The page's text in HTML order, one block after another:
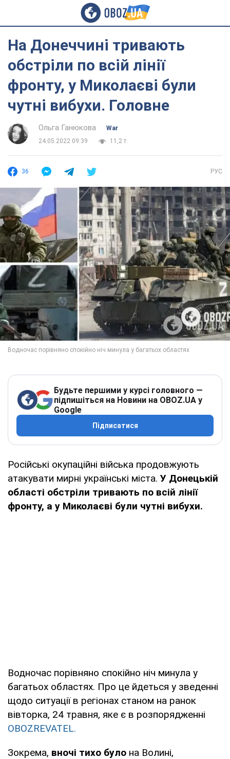
На Донеччині тривають
обстріли по всій лінії
фронту, у Миколаєві були
чутні вибухи. Головне
Ольга Ганюкова
War
24.05.2022 09:39
11,2 т.
36 РУС
Будьте першими у курсі головного —
підпишіться на Новини на OBOZ.UA у
Google
Підписатися
Російські окупаційні війська продовжують
атакувати мирні українські міста. У Донецькій
області обстріли тривають по всій лінії
фронту, а у Миколаєві були чутні вибухи.
Водночас порівняно спокійно ніч минула у
багатьох областях. Про це йдеться у зведенні
щодо ситуації в регіонах станом на ранок
вівторка, 24 травня, яке є в розпорядженні
OBOZREVATEL.
Зокрема, вночі тихо було на Волині,